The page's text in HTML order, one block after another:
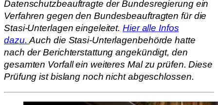
Datenschutzbeauftragte der Bundesregierung ein
Verfahren gegen den Bundesbeauftragten für die
Stasi-Unterlagen eingeleitet. Hier alle Infos
dazu.Auch die Stasi-Unterlagenbehörde hatte
nach der Berichterstattung angekündigt, den
gesamten Vorfall ein weiteres Mal zu prüfen. Diese
Prüfung ist bislang noch nicht abgeschlossen.